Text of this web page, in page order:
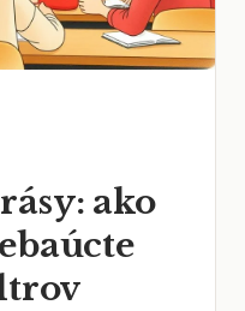
ako